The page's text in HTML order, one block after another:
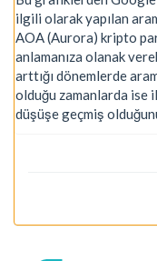
ilgili olarak yapılan
AOA (Aurora) kripto
anlamanıza olanak
arttığı dönemlerde
olduğu zamanlarda ise
düşüşe geçmiş